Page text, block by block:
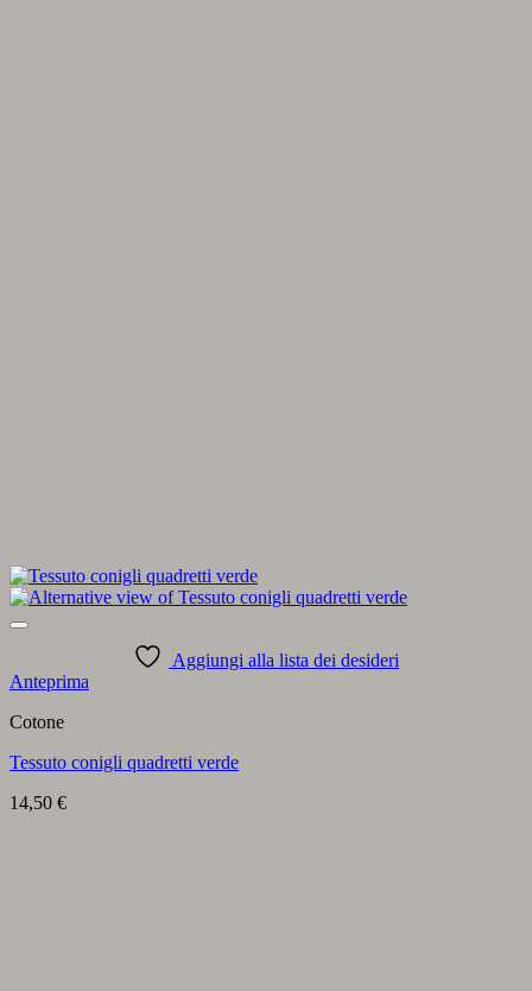
Aggiungi alla lista dei desideri
Anteprima
Cotone
Tessuto conigli quadretti verde
14,50 €